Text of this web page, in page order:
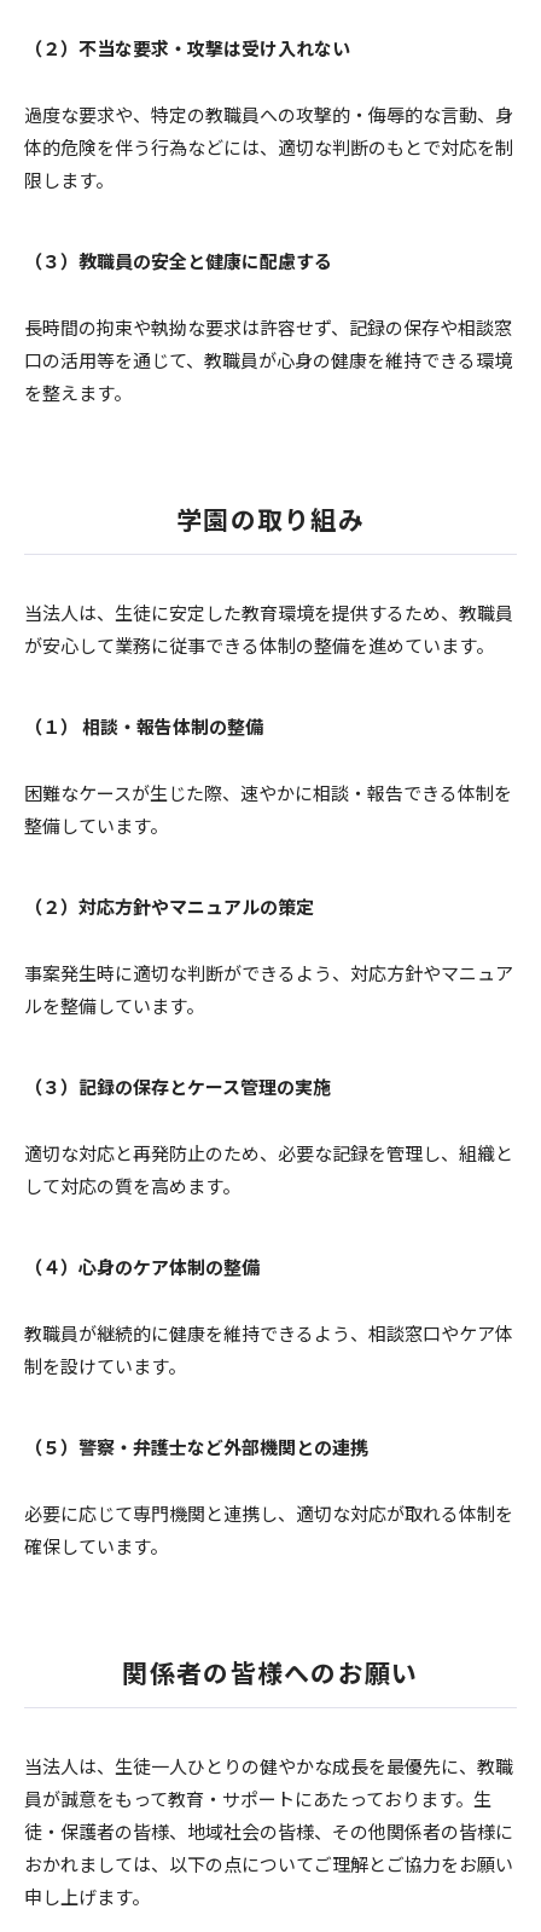
（２）不当な要求・攻撃は受け入れない
過度な要求や、特定の教職員への攻撃的・侮辱的な言動、身
体的危険を伴う行為などには、適切な判断のもとで対応を制
限します。
（３）教職員の安全と健康に配慮する
長時間の拘束や執拗な要求は許容せず、記録の保存や相談窓
口の活用等を通じて、教職員が心身の健康を維持できる環境
を整えます。
学園の取り組み
当法人は、生徒に安定した教育環境を提供するため、教職員
が安心して業務に従事できる体制の整備を進めています。
（１） 相談・報告体制の整備
困難なケースが生じた際、速やかに相談・報告できる体制を
整備しています。
（２）対応方針やマニュアルの策定
事案発生時に適切な判断ができるよう、対応方針やマニュア
ルを整備しています。
（３）記録の保存とケース管理の実施
適切な対応と再発防止のため、必要な記録を管理し、組織と
して対応の質を高めます。
（４）心身のケア体制の整備
教職員が継続的に健康を維持できるよう、相談窓口やケア体
制を設けています。
（５）警察・弁護士など外部機関との連携
必要に応じて専門機関と連携し、適切な対応が取れる体制を
確保しています。
関係者の皆様へのお願い
当法人は、生徒一人ひとりの健やかな成長を最優先に、教職
員が誠意をもって教育・サポートにあたっております。生
徒・保護者の皆様、地域社会の皆様、その他関係者の皆様に
おかれましては、以下の点についてご理解とご協力をお願い
申し上げます。